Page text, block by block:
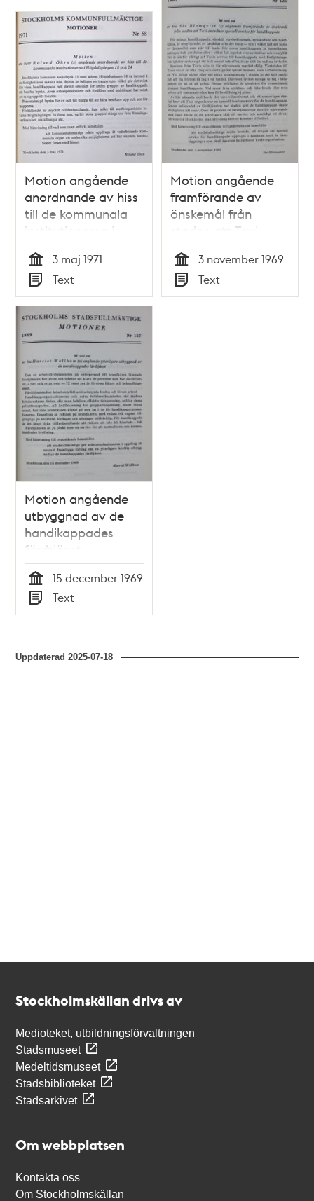
Motion angående
anordnande av hiss
till de kommunala
institutionerna i
Högdalsgången 18
och 24 -
Kommunfullmäktige
1971
Tid
3 maj 1971
Typ
Text
Motion angående
framförande av
önskemål från
staden att Taxi
anordnar speciell
service för
handikappade -
Stadsfullmäktige
Tid
3 november 1969
Typ
Text
Motion angående
utbyggnad av de
handikappades
färdtjänst -
Stadsfullmäktige
1969
Tid
15 december 1969
Typ
Text
Uppdaterad2025-07-18
Stockholmskällan drivs av
Medioteket, utbildningsförvaltningen
Stadsmuseet
Medeltidsmuseet
Stadsbiblioteket
Stadsarkivet
Om webbplatsen
Kontakta oss
Om Stockholmskällan